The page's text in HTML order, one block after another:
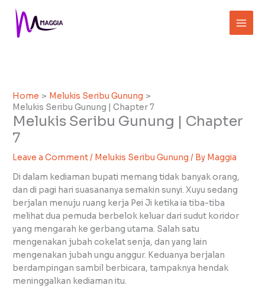
content
Home
Melukis Seribu Gunung
Melukis Seribu Gunung | Chapter 7
Melukis Seribu Gunung | Chapter
7
Leave a Comment/ Melukis Seribu Gunung / By Maggia
Di dalam kediaman bupati memang tidak banyak orang,
dan di pagi hari suasananya semakin sunyi. Xuyu sedang
berjalan menuju ruang kerja Pei Ji ketika ia tiba-tiba
melihat dua pemuda berbelok keluar dari sudut koridor
yang mengarah ke gerbang utama. Salah satu
mengenakan jubah cokelat senja, dan yang lain
mengenakan jubah ungu anggur. Keduanya berjalan
berdampingan sambil berbicara, tampaknya hendak
meninggalkan kediaman itu.